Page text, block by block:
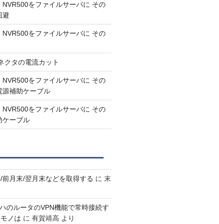
をファイルサーバに その
避
をファイルサーバに その
クタの電流カット
をファイルサーバに その
源補助ケーブル
をファイルサーバに その
ケーブル
月末/翌月末などを取得する に 末
のルータのVPN機能で常時接続す
ノは に 有賀靖高 より